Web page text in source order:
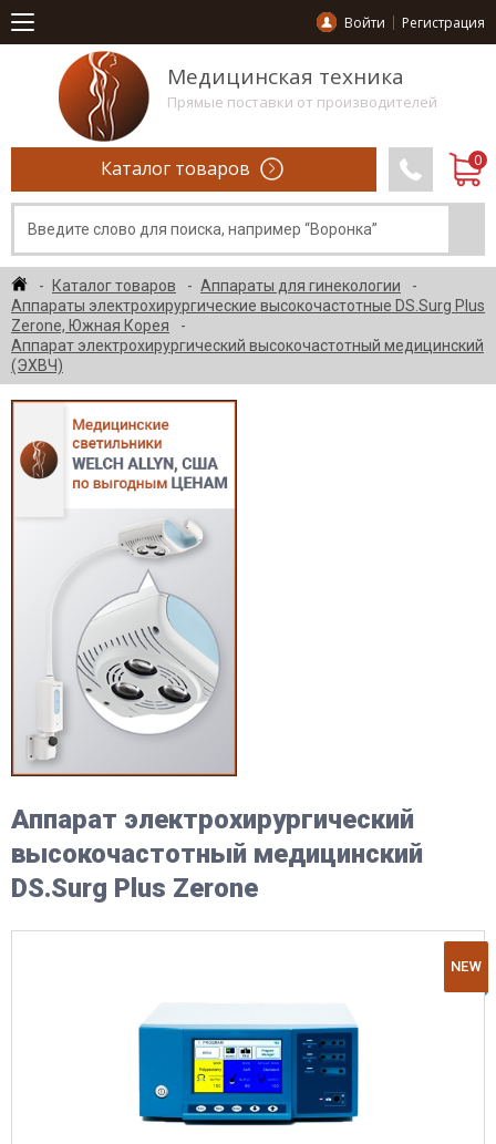
Войти Регистрация
Медицинская техника
Прямые поставки от производителей
Каталог товаров
Каталог товаров
Аппараты для гинекологии
Аппараты электрохирургические высокочастотные DS.Surg Plus
Zerone, Южная Корея
Аппарат электрохирургический высокочастотный медицинский
(ЭХВЧ)
Аппарат электрохирургический
высокочастотный медицинский
DS.Surg Plus Zerone
NEW